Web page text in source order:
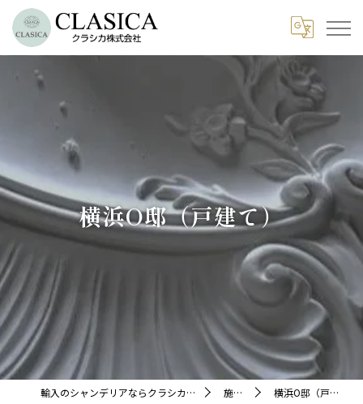
横浜O邸（戸建て）
輸入のシャンデリアならクラシカ株式会社 施工例 横浜O邸（戸建て）